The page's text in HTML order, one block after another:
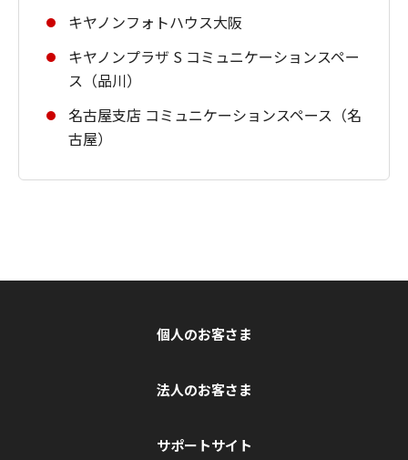
キヤノンフォトハウス大阪
キヤノンプラザ S コミュニケーションスペー
ス（品川）
名古屋支店 コミュニケーションスペース（名
古屋）
個人のお客さま
法人のお客さま
サポートサイト